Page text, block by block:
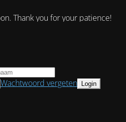
Thank you for your patience!
Wachtwoord vergeten